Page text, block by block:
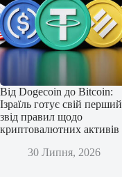
Від Dogecoin до Bitcoin:
Ізраїль готує свій перший
звід правил щодо
криптовалютних активів
30 Липня, 2026